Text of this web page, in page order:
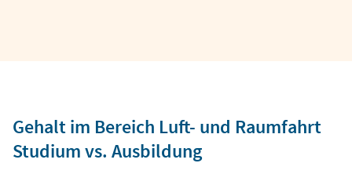
Gehalt im Bereich Luft- und Raumfahrt
Studium vs. Ausbildung